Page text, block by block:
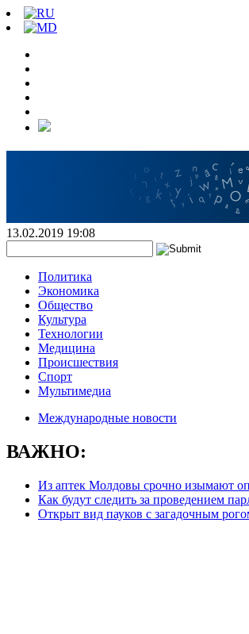
13.02.2019 19:08
Политика
Экономика
Общество
Культура
Технологии
Медицина
Происшествия
Спорт
Мультимедиа
Международные новости
ВАЖНО:
Из аптек Молдовы срочно изымают
Как будут следить за проведением
Открыт вид пауков с загадочным